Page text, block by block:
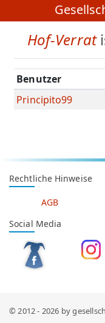
Hof-Verrat
Benutzer
Principito99
Rechtliche Hinweise
AGB
Social Media
© 2012 - 2026 by